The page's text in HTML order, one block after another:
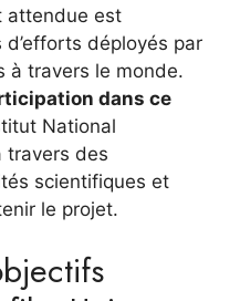
attendue est
d’efforts déployés par
à travers le monde.
dans ce
National
travers des
scientifiques et
le projet.